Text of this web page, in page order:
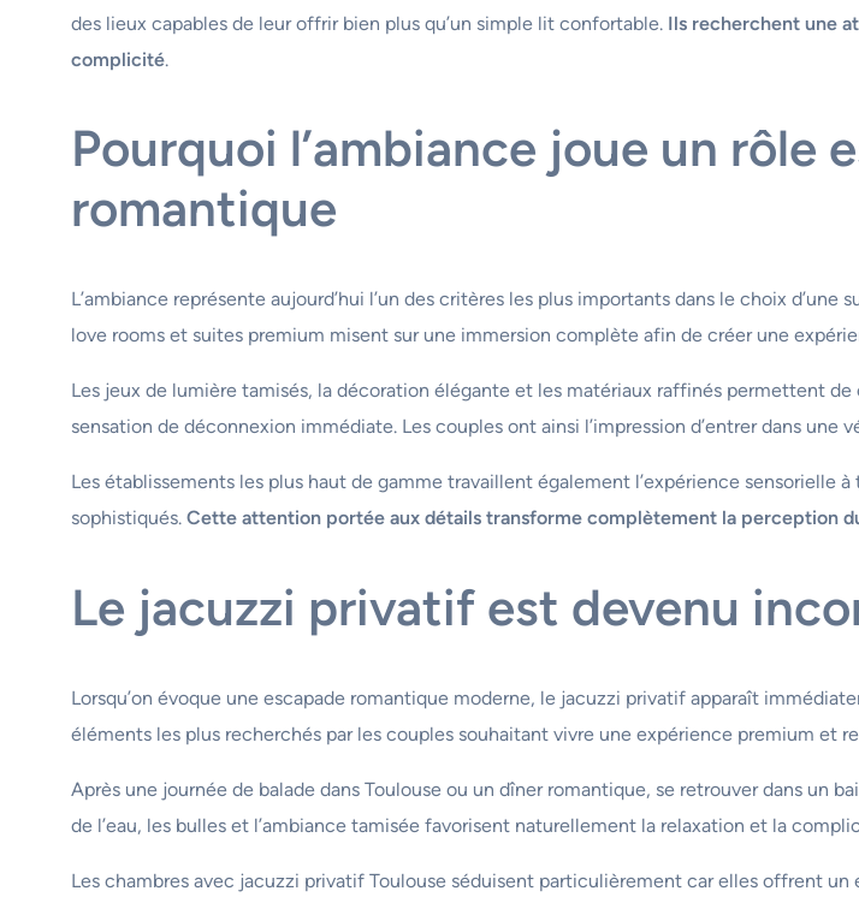
des lieux capables de leur offrir bien plus qu’un simple lit confortable. Ils recherchent une
complicité.
Pourquoi l’ambiance joue un rôle
romantique
L’ambiance représente aujourd’hui l’un des critères les plus importants dans le choix
love rooms et suites premium misent sur une immersion complète afin de créer une
Les jeux de lumière tamisés, la décoration élégante et les matériaux raffinés permettent
sensation de déconnexion immédiate. Les couples ont ainsi l’impression d’entrer dans
Les établissements les plus haut de gamme travaillent également l’expérience sensorielle
sophistiqués. Cette attention portée aux détails transforme complètement la perception
Le jacuzzi privatif est devenu
Lorsqu’on évoque une escapade romantique moderne, le jacuzzi privatif apparaît
éléments les plus recherchés par les couples souhaitant vivre une expérience premium et
Après une journée de balade dans Toulouse ou un dîner romantique, se retrouver dans un
de l’eau, les bulles et l’ambiance tamisée favorisent naturellement la relaxation et la
Les chambres avec jacuzzi privatif Toulouse séduisent particulièrement car elles offrent